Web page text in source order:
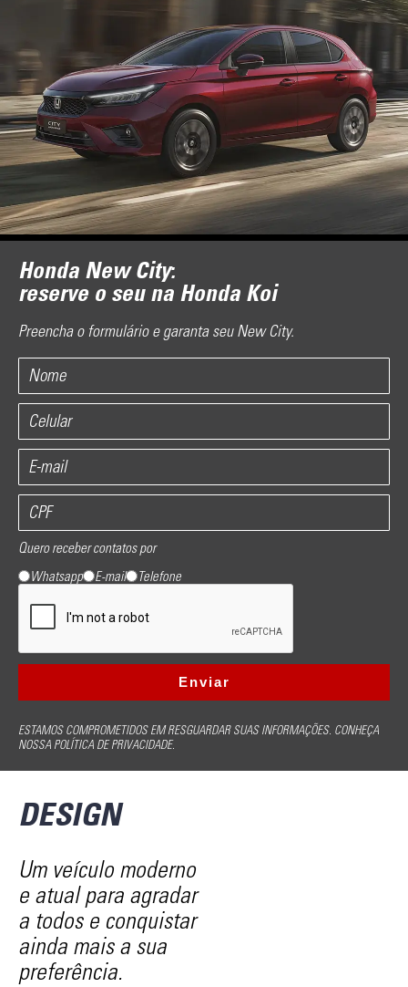
Honda New City:
reserve o seu na Honda Koi
Preencha o formulário e garanta seu New City.
Quero receber contatos por
Whatsapp E-mail Telefone
ESTAMOS COMPROMETIDOS EM RESGUARDAR SUAS INFORMAÇÕES. CONHEÇA
NOSSA POLÍTICA DE PRIVACIDADE.
DESIGN
Um veículo moderno
e atual para agradar
a todos e conquistar
ainda mais a sua
preferência.